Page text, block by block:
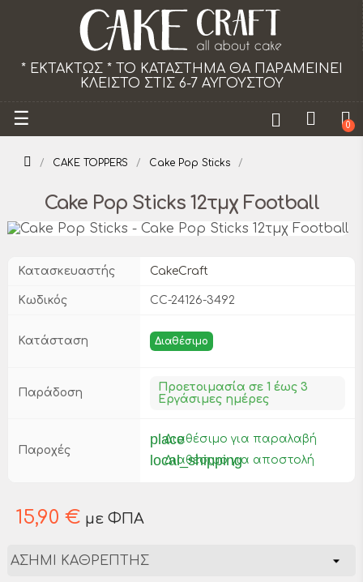
* ΕΚΤΑΚΤΩΣ * ΤΟ ΚΑΤΑΣΤΗΜΑ ΘΑ ΠΑΡΑΜΕΙΝΕΙ
ΚΛΕΙΣΤΟ ΣΤΙΣ 6-7 ΑΥΓΟΥΣΤΟΥ
Toggle
navigation
☰ 0
CAKE TOPPERS Cake Pop Sticks
Cake Pop Sticks 12τμχ Football
Κατασκευαστής CakeCraft
Κωδικός CC-24126-3492
Κατάσταση Διαθέσιμο
Παράδοση
Προετοιμασία σε 1 έως 3
Εργάσιμες ημέρες
Παροχές
place
Διαθέσιμο για παραλαβή
local_shipping
Διαθέσιμο για αποστολή
15,90 € με ΦΠΑ